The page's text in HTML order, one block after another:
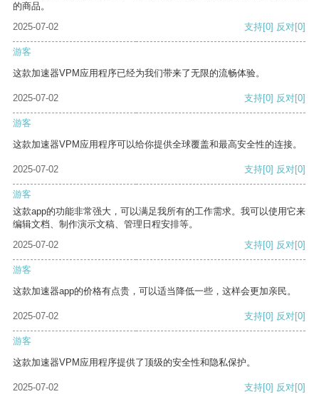
的商品。
2025-07-02
支持[0] 反对[0]
游客
这款加速器VPM应用程序已经为我们带来了无限的流畅体验。
2025-07-02 支持[0] 反对[0]
游客
这款加速器VPM应用程序可以给你提供全球覆盖和最高安全性的连接。
2025-07-02 支持[0] 反对[0]
游客
这款app的功能非常强大，可以满足我所有的工作需求。我可以使用它来
编辑文档、制作演示文稿、管理日程安排等。
2025-07-02
支持[0] 反对[0]
游客
这款加速器app的价格有点贵，可以适当降低一些，这样会更加亲民。
2025-07-02 支持[0] 反对[0]
游客
这款加速器VPM应用程序提供了顶级的安全性和隐私保护。
2025-07-02 支持[0] 反对[0]